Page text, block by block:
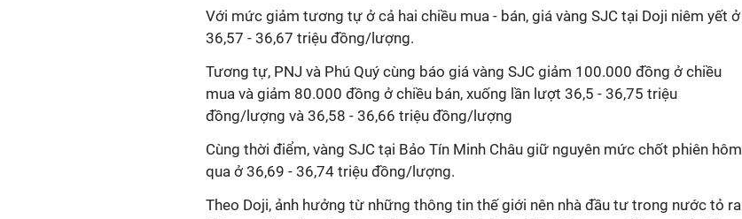
Với mức giảm tương tự ở cả hai chiều mua - bán, giá vàng SJC tại Doji niêm yết ở
36,57 - 36,67 triệu đồng/lượng.
Tương tự, PNJ và Phú Quý cùng báo giá vàng SJC giảm 100.000 đồng ở chiều
mua và giảm 80.000 đồng ở chiều bán, xuống lần lượt 36,5 - 36,75 triệu
đồng/lượng và 36,58 - 36,66 triệu đồng/lượng
Cùng thời điểm, vàng SJC tại Bảo Tín Minh Châu giữ nguyên mức chốt phiên hôm
qua ở 36,69 - 36,74 triệu đồng/lượng.
Theo Doji, ảnh hưởng từ những thông tin thế giới nên nhà đầu tư trong nước tỏ ra